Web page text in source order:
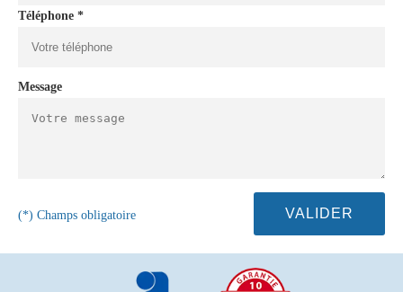
Téléphone *
Message
(*) Champs obligatoire